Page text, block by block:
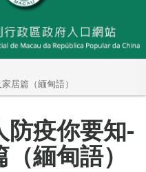
居篇（緬甸語）
防疫你要知-
緬甸語）